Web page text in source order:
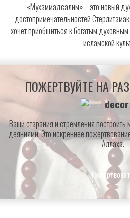
«Мухаммадсалим» – это новый
достопримечательностей
хочет приобщиться к богатым
исламской
ПОЖЕРТВУЙТЕ НА
Ваши старания и стремления
деяниями. Это искреннее
Аллаха.